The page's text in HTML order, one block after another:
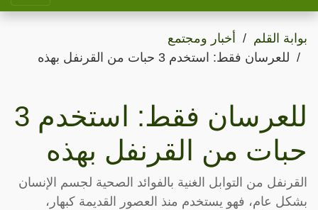
بوابة القلم
أخبار ومجتمع
للعرسان فقط: استخدم 3 حبات من القرنفل بهذه
للعرسان فقط: استخدم 3
حبات من القرنفل بهذه
القرنفل من التوابل الغنية بالفوائد الصحية لجسم الإنسان
بشكل عام، فهو يستخدم منذ العصور القديمة كبهار،